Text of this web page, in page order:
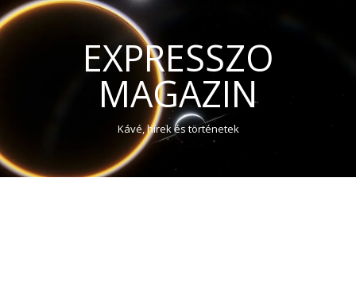
EXPRESSZO
MAGAZIN
Kávé, hírek és történetek